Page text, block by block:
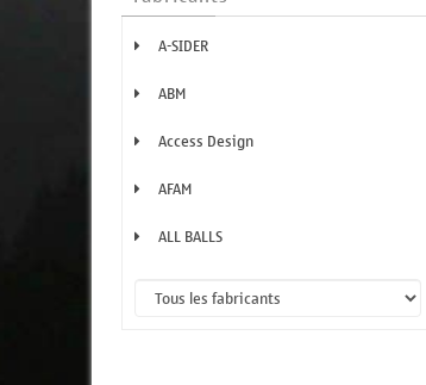
A-SIDER
ABM
Access Design
AFAM
ALL BALLS